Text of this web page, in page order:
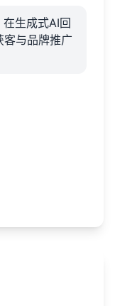
生成式AI回
与品牌推广